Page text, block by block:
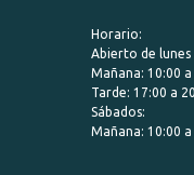
Horario:
Abierto de lunes
Mañana: 10:00 a
Tarde: 17:00 a
Sábados:
Mañana: 10:00 a